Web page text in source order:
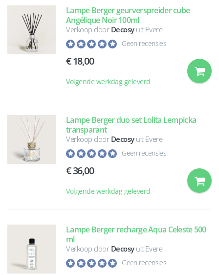
Lampe Berger geurverspreider cube
Angélique Noir 100ml
Verkoop door Decosyuit Evere
Geen recensies
18,00
Volgende werkdag geleverd
Lampe Berger duo set Lolita Lempicka
transparant
Verkoop door Decosyuit Evere
Geen recensies
36,00
Volgende werkdag geleverd
Lampe Berger recharge Aqua Celeste 500
ml
Verkoop door Decosyuit Evere
Geen recensies